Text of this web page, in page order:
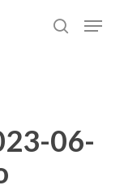
cerca
Menu
06-